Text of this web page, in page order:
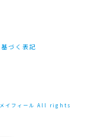
わかりや
改めてご
。
づく表記
メイフィール All rights